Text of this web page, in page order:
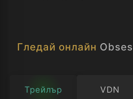
Гледай онлайн
Трейлър VDN